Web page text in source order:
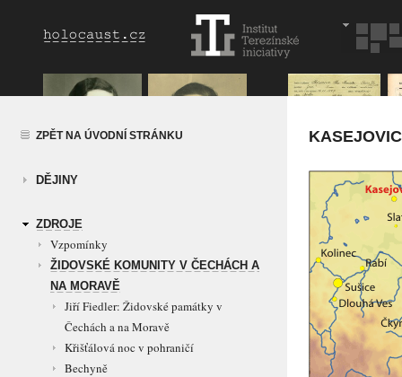
ZPĚT NA ÚVODNÍ STRÁNKU
DĚJINY
ZDROJE
Vzpomínky
ŽIDOVSKÉ KOMUNITY V ČECHÁCH A
NA MORAVĚ
Jiří Fiedler: Židovské památky v
Čechách a na Moravě
Křišťálová noc v pohraničí
Bechyně